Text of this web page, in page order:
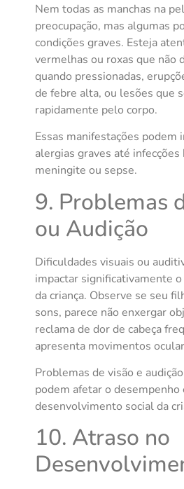
Nem todas as manchas na
preocupação, mas algumas
condições graves. Esteja
vermelhas ou roxas que não
quando pressionadas,
de febre alta, ou lesões que
rapidamente pelo corpo.
Essas manifestações podem
alergias graves até infecções
meningite ou sepse.
9. Problemas
ou Audição
Dificuldades visuais ou
impactar significativamente
da criança. Observe se seu
sons, parece não enxergar
reclama de dor de cabeça
apresenta movimentos
Problemas de visão e
podem afetar o desempenho
desenvolvimento social da
10. Atraso no